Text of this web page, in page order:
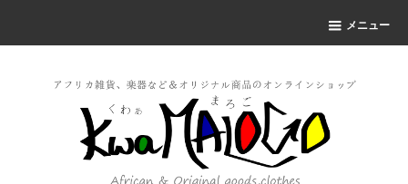
メニュー